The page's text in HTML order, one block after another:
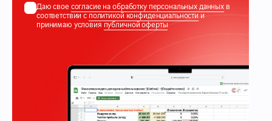
Даю свое согласие на обработку персональных данных в
соответствии сполитикой конфиденциальностии
принимаю условияпубличной оферты